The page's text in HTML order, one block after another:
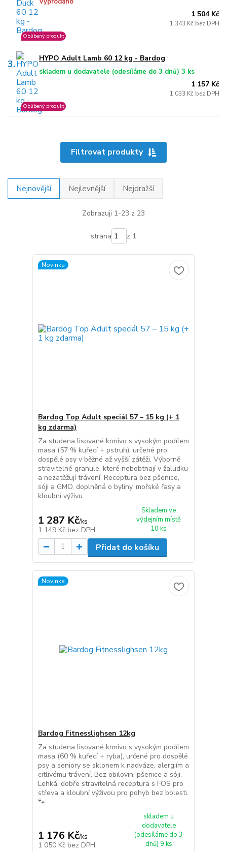
Oblíbený produkt
1 504 Kč
1 343 Kč bez DPH
3. HYPO Adult Lamb 60 12 kg - Bardog
skladem u dodavatele (odesíláme do 3 dnů) 3 ks
Oblíbený produkt
1 157 Kč
1 033 Kč bez DPH
Filtrovat produkty
Nejnovější Nejlevnější Nejdražší
Zobrazuji 1-23 z 23
strana z 1
Novinka
Bardog Top Adult speciál 57 – 15 kg (+ 1
kg zdarma)
Za studena lisované krmivo s vysokým podílem
masa (57 % kuřecí + pstruh), určené pro
dospělé psy v běžné až vyšší zátěži. Výborně
stravitelné granule, které nebobtnají v žaludku
a nezatěžují trávení. Receptura bez pšenice,
sóji a GMO, doplněná o byliny, mořské řasy a
kloubní výživu.
1 287 Kč/ks
1 149 Kč bez DPH
Skladem ve
výdejním místě
10 ks
Přidat do košíku
Novinka
Bardog Fitnesslighsen 12kg
Za studena lisované krmivo s vysokým podílem
masa (60 % kuřecí + ryba), určené pro dospělé
psy a seniory se sklonem k nadváze, alergiím a
citlivému trávení. Bez obilovin, pšenice a sóji.
Lehká, dobře stravitelná receptura s FOS pro
střeva a kloubní výživou pro pohyb bez bolesti.
🐾
1 176 Kč/ks
1 050 Kč bez DPH
skladem u
dodavatele
(odesíláme do 3
dnů) 9 ks